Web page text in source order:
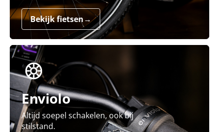
Bekijk fietsen→
Enviolo
Altijd soepel schakelen, ook bij
stilstand.